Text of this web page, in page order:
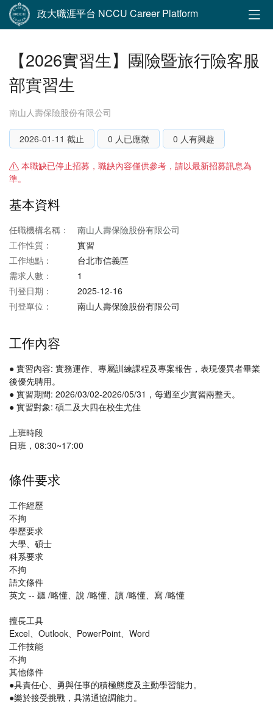
政大職涯平台 NCCU Career Platform
【2026實習生】團險暨旅行險客服
部實習生
南山人壽保險股份有限公司
2026-01-11 截止 0 人已應徵 0 人有興趣
本職缺已停止招募，職缺內容僅供參考，請以最新招募訊息為
準。
基本資料
任職機構名稱：
南山人壽保險股份有限公司
工作性質：
實習
工作地點：
台北市信義區
需求人數：
1
刊登日期：
2025-12-16
刊登單位：
南山人壽保險股份有限公司
工作內容
● 實習內容: 實務運作、專屬訓練課程及專案報告，表現優異者畢業
後優先聘用。
● 實習期間: 2026/03/02-2026/05/31，每週至少實習兩整天。
● 實習對象: 碩二及大四在校生尤佳
上班時段
日班，08:30~17:00
條件要求
工作經歷
不拘
學歷要求
大學、碩士
科系要求
不拘
語文條件
英文 -- 聽 /略懂、說 /略懂、讀 /略懂、寫 /略懂
擅長工具
Excel、Outlook、PowerPoint、Word
工作技能
不拘
其他條件
●具責任心、勇與任事的積極態度及主動學習能力。
●樂於接受挑戰，具溝通協調能力。